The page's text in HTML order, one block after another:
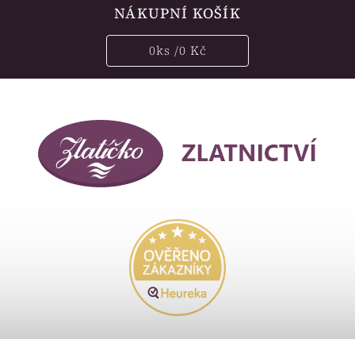
NÁKUPNÍ KOŠÍK
0ks /0 Kč